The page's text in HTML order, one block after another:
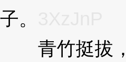
子。
青竹挺拔，